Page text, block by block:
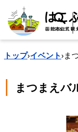
search
トップ›イベント›ま
まつまえバ